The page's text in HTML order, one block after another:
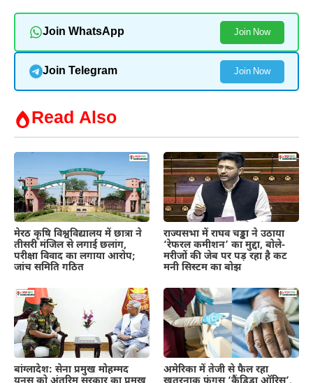
Join WhatsApp Join Now
Join Telegram Join Now
Read Also
मेरठ कृषि विश्वविद्यालय में छात्रा ने
तीसरी मंजिल से लगाई छलांग,
परीक्षा विवाद का लगाया आरोप;
जांच समिति गठित
राज्यसभा में राघव चड्ढा ने उठाया
‘रेफरल कमीशन’ का मुद्दा, बोले-
मरीजों की जेब पर पड़ रहा है कट
मनी सिस्टम का बोझ
बांग्लादेश: सेना प्रमुख मोहम्मद
अमेरिका में तेजी से फैल रहा